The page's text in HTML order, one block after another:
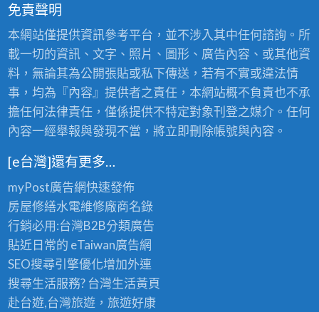
免責聲明
本網站僅提供資訊參考平台，並不涉入其中任何諮詢。所
載一切的資訊、文字、照片、圖形、廣告內容、或其他資
料，無論其為公開張貼或私下傳送，若有不實或違法情
事，均為『內容』提供者之責任，本網站概不負責也不承
擔任何法律責任，僅係提供不特定對象刊登之媒介。任何
內容一經舉報與發現不當，將立即刪除帳號與內容。
[e台灣]還有更多…
myPost廣告網快速發佈
房屋修繕水電維修廠商名錄
行銷必用:台灣B2B分類廣告
貼近日常的 eTaiwan廣告網
SEO搜尋引擎優化增加外連
搜尋生活服務? 台灣生活黃頁
赴台遊,台灣旅遊，旅遊好康